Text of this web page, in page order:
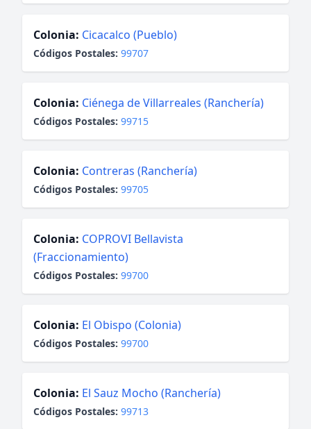
Colonia: Cicacalco (Pueblo)
Códigos Postales: 99707
Colonia: Ciénega de Villarreales (Ranchería)
Códigos Postales: 99715
Colonia: Contreras (Ranchería)
Códigos Postales: 99705
Colonia: COPROVI Bellavista
(Fraccionamiento)
Códigos Postales: 99700
Colonia: El Obispo (Colonia)
Códigos Postales: 99700
Colonia: El Sauz Mocho (Ranchería)
Códigos Postales: 99713